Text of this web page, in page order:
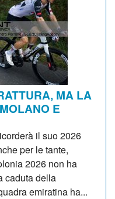
MA LA
E
il suo 2026
per le tante,
2026 non ha
caduta della
emiratina ha...